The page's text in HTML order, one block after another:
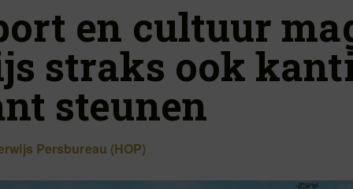
en cultuur
straks ook
steunen
Persbureau (HOP)